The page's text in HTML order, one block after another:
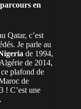
en
Qatar, c’est
Je parle au
de 1994,
de 2014,
plafond de
de
! C’est une